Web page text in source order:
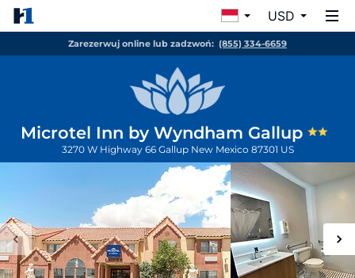
USD
Zarezerwuj online lub zadzwoń: (855) 334-6659
Microtel Inn by Wyndham Gallup
3270 W Highway 66 Gallup New Mexico 87301 US